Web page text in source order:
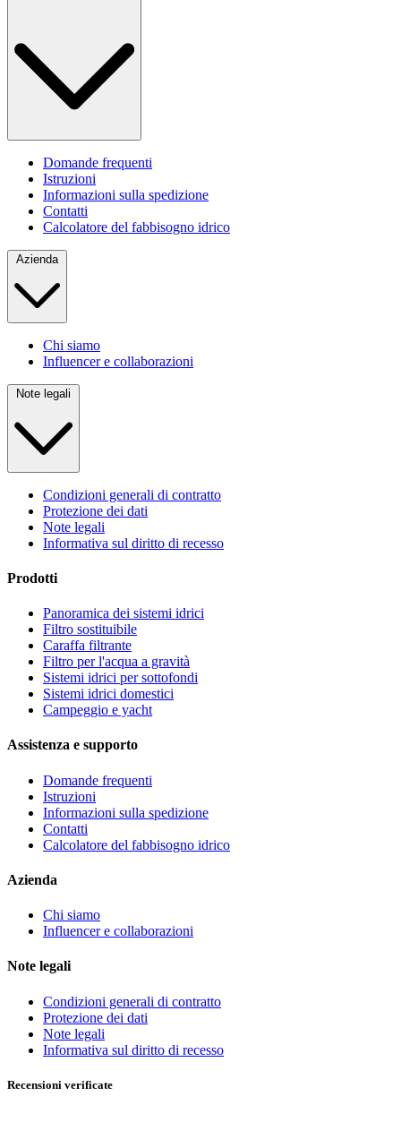
Domande frequenti
Istruzioni
Informazioni sulla spedizione
Contatti
Calcolatore del fabbisogno idrico
Azienda
Chi siamo
Influencer e collaborazioni
Note legali
Condizioni generali di contratto
Protezione dei dati
Note legali
Informativa sul diritto di recesso
Prodotti
Panoramica dei sistemi idrici
Filtro sostituibile
Caraffa filtrante
Filtro per l'acqua a gravità
Sistemi idrici per sottofondi
Sistemi idrici domestici
Campeggio e yacht
Assistenza e supporto
Domande frequenti
Istruzioni
Informazioni sulla spedizione
Contatti
Calcolatore del fabbisogno idrico
Azienda
Chi siamo
Influencer e collaborazioni
Note legali
Condizioni generali di contratto
Protezione dei dati
Note legali
Informativa sul diritto di recesso
Recensioni verificate